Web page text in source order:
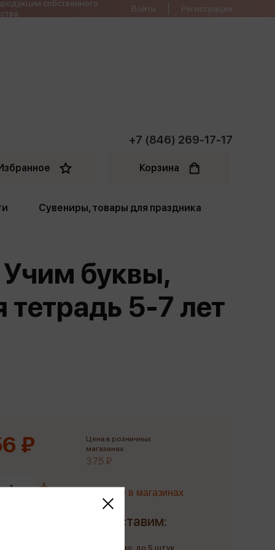
собственного
Войти Регистрация
+7 (846) 269-17-17
Корзина
Сувениры, товары для праздника
Пакеты
Фототовары
буквы,
тетрадь 5-7 лет
₽
Цена в розничных
магазинах:
375 ₽
Наличие в магазинах
Доставим:
Количество: до 5 штук